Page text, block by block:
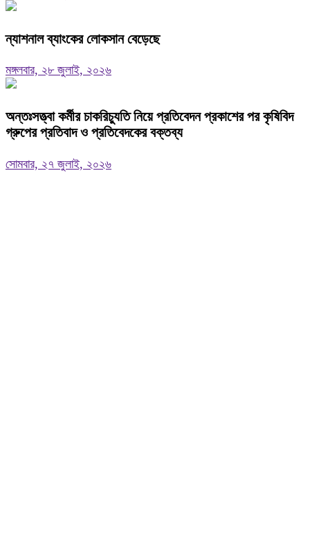
ন্যাশনাল ব্যাংকের লোকসান বেড়েছে
মঙ্গলবার, ২৮ জুলাই, ২০২৬
অন্তঃসত্ত্বা কর্মীর চাকরিচ্যুতি নিয়ে প্রতিবেদন প্রকাশের পর কৃষিবিদ
গ্রুপের প্রতিবাদ ও প্রতিবেদকের বক্তব্য
সোমবার, ২৭ জুলাই, ২০২৬